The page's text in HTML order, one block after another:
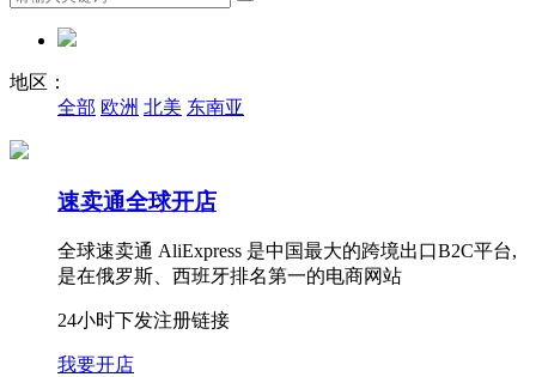
地区：
全部 欧洲 北美 东南亚
速卖通全球开店
全球速卖通 AliExpress 是中国最大的跨境出口B2C平台,
是在俄罗斯、西班牙排名第一的电商网站
24小时下发注册链接
我要开店